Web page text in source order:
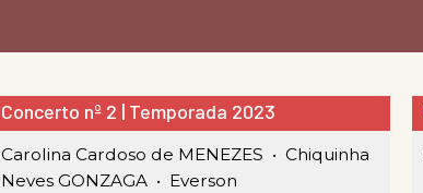
Concerto nº 2 | Temporada 2023
Carolina Cardoso de MENEZES • Chiquinha
Neves GONZAGA • Everson